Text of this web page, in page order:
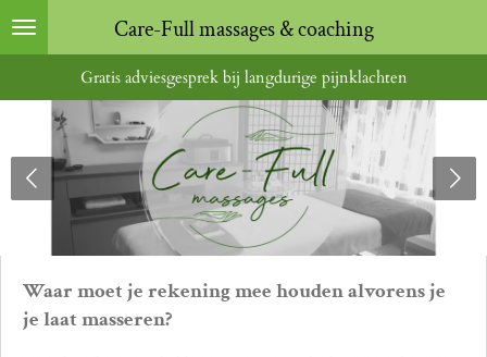
Ga
direct
hoofdinhoud
Care-Full massages & coaching
Gratis adviesgesprek bij langdurige pijnklachten
Waar moet je rekening mee houden alvorens je
je laat masseren?